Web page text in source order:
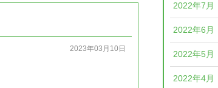
2023年03月10日
2022年7月
2022年6月
2022年5月
2022年4月